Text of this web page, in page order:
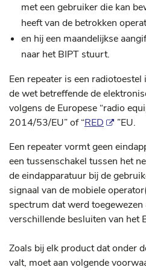
met een gebruiker die kan
heeft van de betrokken
en hij een maandelijkse
naar het BIPT stuurt.
Een repeater is een
de wet betreffende de
volgens de Europese “radio
2014/53/EU” of “RED
”EU.
Een repeater vormt geen
een tussenschakel tussen het
de eindapparatuur bij de
signaal van de mobiele
spectrum dat werd
verschillende besluiten van het
Zoals bij elk product dat onder
valt, moet aan volgende